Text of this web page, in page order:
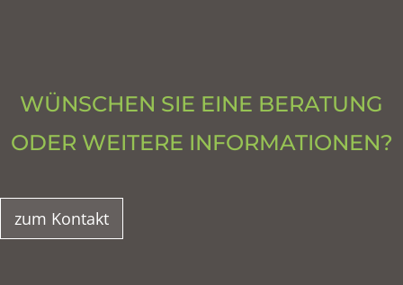
WÜNSCHEN SIE EINE BERATUNG
ODER WEITERE INFORMATIONEN?
zum Kontakt